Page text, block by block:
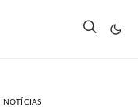
NOTÍCIAS